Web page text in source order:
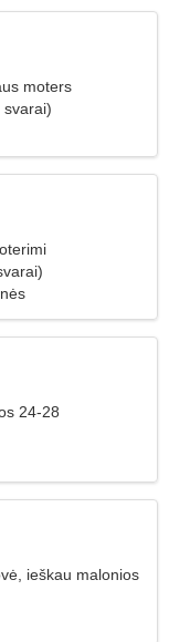
moters
24-28
ieškau malonios